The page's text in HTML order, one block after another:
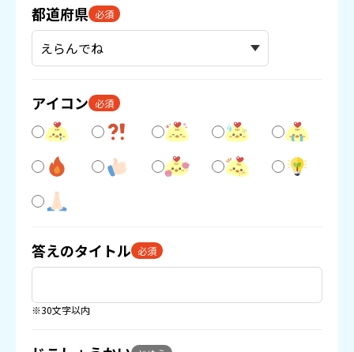
都道府県 必須
アイコン 必須
答えのタイトル 必須
※30文字以内